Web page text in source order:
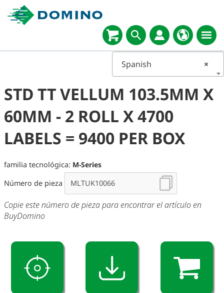
×
Spanish
STD TT VELLUM 103.5MM X
60MM - 2 ROLL X 4700
LABELS = 9400 PER BOX
familia tecnológica: M-Series
Número de pieza
Copie este número de pieza para encontrar el artículo en
BuyDomino